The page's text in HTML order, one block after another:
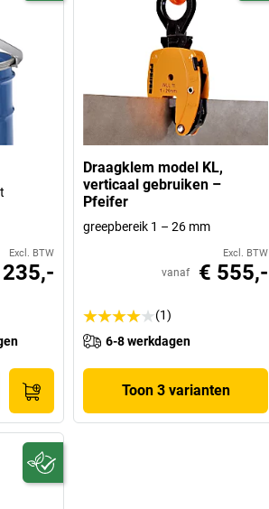
Excl. BTW
Draagklem model KL,
verticaal gebruiken –
Pfeifer
greepbereik 1 – 26 mm
Excl. BTW
vanaf € 555,-
(1)
6-8 werkdagen
Toon 3 varianten